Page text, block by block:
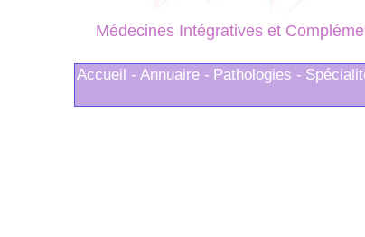
Médecines Intégratives et
Accueil - Annuaire - Pathologies -